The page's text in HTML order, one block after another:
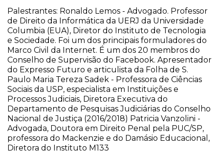
Palestrantes: Ronaldo Lemos - Advogado. Professor
de Direito da Informática da UERJ da Universidade
Columbia (EUA), Diretor do Instituto de Tecnologia
e Sociedade. Foi um dos principais formuladores do
Marco Civil da Internet. É um dos 20 membros do
Conselho de Supervisão do Facebook. Apresentador
do Expresso Futuro e articulista da Folha de S.
Paulo Maria Tereza Sadek - Professora de Ciências
Sociais da USP, especialista em Instituições e
Processos Judiciais, Diretora Executiva do
Departamento de Pesquisas Judiciárias do Conselho
Nacional de Justiça (2016/2018) Patricia Vanzolini -
Advogada, Doutora em Direito Penal pela PUC/SP,
professora do Mackenzie e do Damásio Educacional,
Diretora do Instituto M133